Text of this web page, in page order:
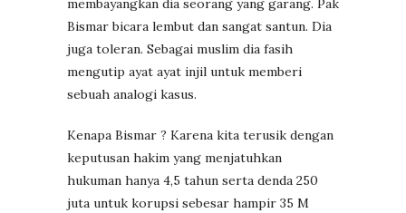
membayangkan dia seorang yang garang. Pak
Bismar bicara lembut dan sangat santun. Dia
juga toleran. Sebagai muslim dia fasih
mengutip ayat ayat injil untuk memberi
sebuah analogi kasus.
Kenapa Bismar ? Karena kita terusik dengan
keputusan hakim yang menjatuhkan
hukuman hanya 4,5 tahun serta denda 250
juta untuk korupsi sebesar hampir 35 M